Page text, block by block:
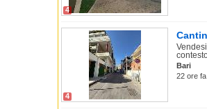
4
4
Bari
22 ore